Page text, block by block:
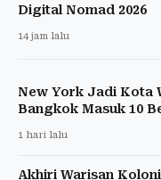
Digital Nomad 2026
14 jam lalu
New York Jadi Kota
Bangkok Masuk 10
1 hari lalu
Akhiri Warisan